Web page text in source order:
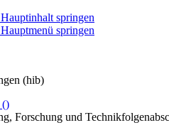
springen
springen
(hib)
()
Forschung und